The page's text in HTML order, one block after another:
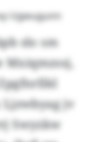
Ugwugunn
slo sm
Mxiqmzssj,
jv
Swyzkw